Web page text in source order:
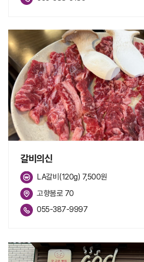
갈비의신
LA갈비(120g) 7,500원
고향봄로 70
055-387-9997